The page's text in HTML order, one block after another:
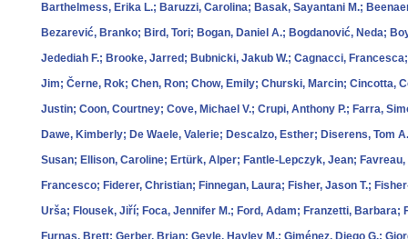
Barthelmess, Erika L.; Baruzzi, Carolina; Basak, Sayantani M.;
Bezarević, Branko; Bird, Tori; Bogan, Daniel A.; Bogdanović, Neda;
Jedediah F.; Brooke, Jarred; Bubnicki, Jakub W.; Cagnacci,
Jim; Černe, Rok; Chen, Ron; Chow, Emily; Churski, Marcin; Cincotta,
Justin; Coon, Courtney; Cove, Michael V.; Crupi, Anthony P.; Farra,
Dawe, Kimberly; De Waele, Valerie; Descalzo, Esther; Diserens, Tom
Susan; Ellison, Caroline; Ertürk, Alper; Fantle-Lepczyk, Jean;
Francesco; Fiderer, Christian; Finnegan, Laura; Fisher, Jason T.;
Urša; Flousek, Jiří; Foca, Jennifer M.; Ford, Adam; Franzetti, Barbara;